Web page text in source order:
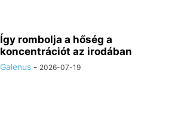
Így rombolja a hőség a
koncentrációt az irodában
Galenus - 2026-07-19